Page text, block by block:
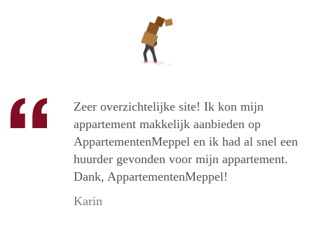
Zeer overzichtelijke site! Ik kon mijn
appartement makkelijk aanbieden op
AppartementenMeppel en ik had al snel een
huurder gevonden voor mijn appartement.
Dank, AppartementenMeppel!
Karin